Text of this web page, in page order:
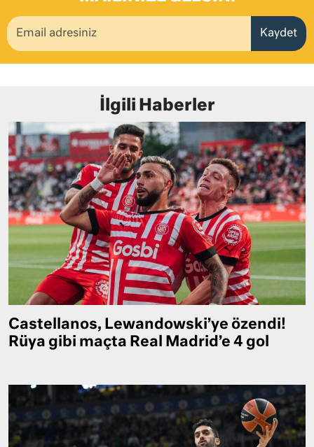
Kaydet
İlgili Haberler
Castellanos, Lewandowski’ye özendi!
Rüya gibi maçta Real Madrid’e 4 gol